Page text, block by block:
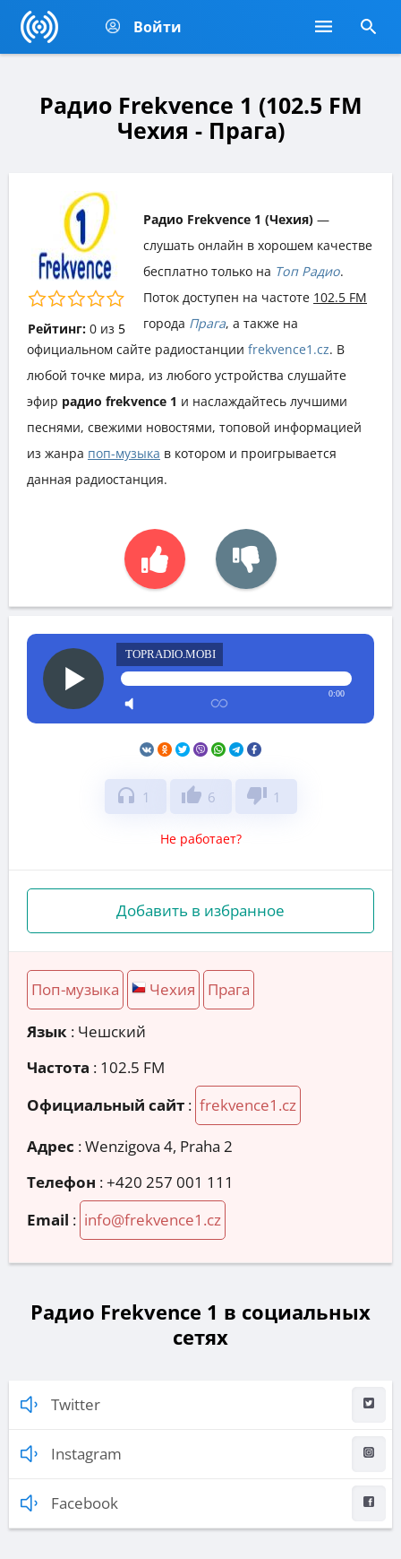
Войти
Радио Frekvence 1 (102.5 FM
Чехия - Прага)
Рейтинг: 0из 5
Радио Frekvence 1 (Чехия) —
слушать онлайн в хорошем качестве
бесплатно только на Топ Радио.
Поток доступен на частоте 102.5 FM
города Прага, а также на
официальном сайте радиостанции frekvence1.cz. В
любой точке мира, из любого устройства слушайте
эфир радио frekvence 1 и наслаждайтесь лучшими
песнями, свежими новостями, топовой информацией
из жанра поп-музыка в котором и проигрывается
данная радиостанция.
TOPRADIO.MOBI
0:00
headphones 1 thumb_up 6 thumb_down 1
Не работает?
Добавить в избранное
Поп-музыка Чехия Прага
Язык : Чешский
Частота : 102.5 FM
Официальный сайт : frekvence1.cz
Адрес :Wenzigova 4, Praha 2
Телефон :+420 257 001 111
Email : info@frekvence1.cz
Радио Frekvence 1 в социальных
сетях
Twitter
Instagram
Facebook